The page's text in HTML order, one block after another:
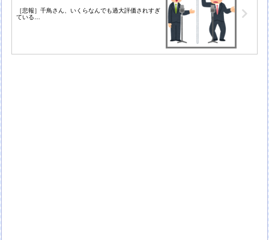
［悲報］千鳥さん、いくらなんでも過大評価されすぎ
ている…